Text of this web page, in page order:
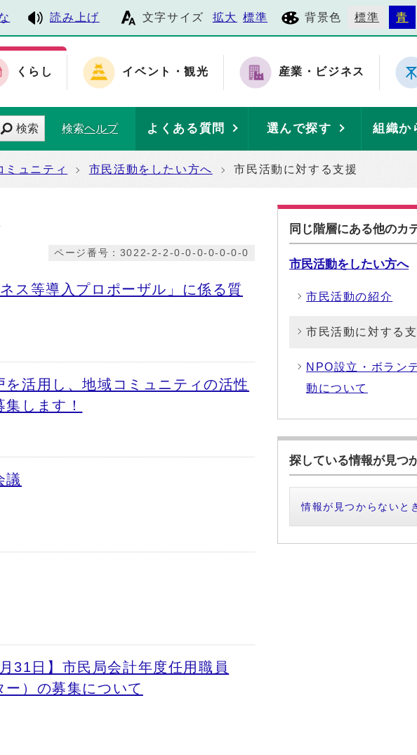
読み上げ 文字サイズ 拡大 標準 背景色 標準 青
くらし イベント・観光 産業・ビジネス
検索 検索ヘルプ よくある質問 選んで探す 組織か
ミュニティ 市民活動をしたい方へ 市民活動に対する支援
ページ番号：3022-2-2-0-0-0-0-0-0-0
ス等導入プロポーザル」に係る質
を活用し、地域コミュニティの活性
します！
議
31日】市民局会計年度任用職員
ー）の募集について
同じ階層にある他のカ
市民活動をしたい方へ
市民活動の紹介
市民活動に対する
NPO設立・ボラン
動について
探している情報が見つ
情報が見つからないと